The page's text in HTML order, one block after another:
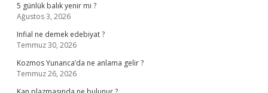
5 günlük balık yenir mi ?
Ağustos 3, 2026
Infial ne demek edebiyat ?
Temmuz 30, 2026
Kozmos Yunanca’da ne anlama gelir ?
Temmuz 26, 2026